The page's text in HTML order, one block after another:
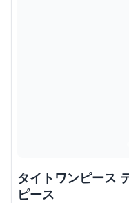
タイトワンピース
ピース